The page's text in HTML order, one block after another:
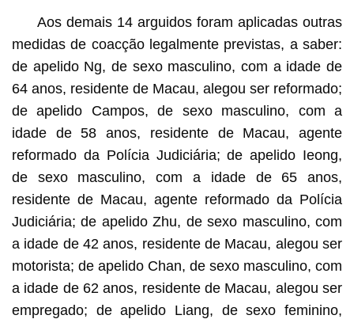
Aos demais 14 arguidos foram aplicadas outras
medidas de coacção legalmente previstas, a saber:
de apelido Ng, de sexo masculino, com a idade de
64 anos, residente de Macau, alegou ser reformado;
de apelido Campos, de sexo masculino, com a
idade de 58 anos, residente de Macau, agente
reformado da Polícia Judiciária; de apelido Ieong,
de sexo masculino, com a idade de 65 anos,
residente de Macau, agente reformado da Polícia
Judiciária; de apelido Zhu, de sexo masculino, com
a idade de 42 anos, residente de Macau, alegou ser
motorista; de apelido Chan, de sexo masculino, com
a idade de 62 anos, residente de Macau, alegou ser
empregado; de apelido Liang, de sexo feminino,